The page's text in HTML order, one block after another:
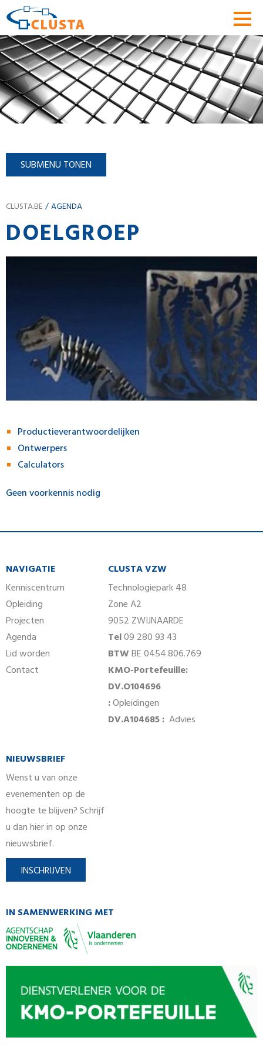
SUBMENU TONEN
CLUSTA.BE AGENDA
DOELGROEP
Productieverantwoordelijken
Ontwerpers
Calculators
Geen voorkennis nodig
NAVIGATIE
Kenniscentrum
Opleiding
Projecten
Agenda
Lid worden
Contact
CLUSTA VZW
Technologiepark 48
Zone A2
9052 ZWIJNAARDE
Tel09 280 93 43
BTWBE 0454.806.769
KMO-Portefeuille:
DV.O104696
:Opleidingen
DV.A104685 : Advies
NIEUWSBRIEF
Wenst u van onze
evenementen op de
hoogte te blijven? Schrijf
u dan hier in op onze
nieuwsbrief.
INSCHRIJVEN
IN SAMENWERKING MET